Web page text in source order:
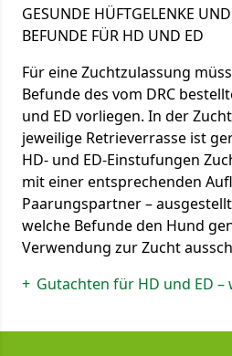
GESUNDE HÜFTGELENKE
BEFUNDE FÜR HD UND ED
Für eine Zuchtzulassung
Befunde des vom DRC
und ED vorliegen. In der
jeweilige Retrieverrasse ist
HD- und ED-Einstufungen
mit einer entsprechenden
Paarungspartner –
welche Befunde den Hund
Verwendung zur Zucht
Gutachten für HD und ED –
notwendige HD/ED-